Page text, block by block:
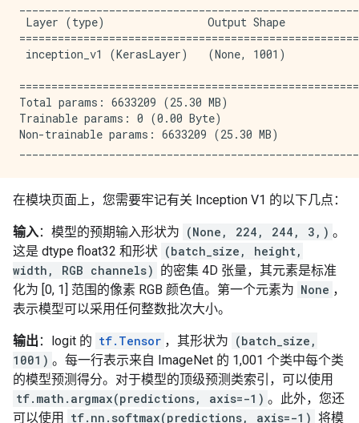
Layer (type)                Output Shape
inception_v1 (KerasLayer)   (None, 1001)
Total params: 6633209 (25.30 MB)
Trainable params: 0 (0.00 Byte)
Non-trainable params: 6633209 (25.30 MB)
在模块页面上，您需要牢记有关 Inception V1 的以下几点：
输入：模型的预期输入形状为 (None, 224, 244, 3,) 。
这是 dtype float32 和形状 (batch_size, height,
width, RGB channels) 的密集 4D 张量，其元素是标准
化为 [0, 1] 范围的像素 RGB 颜色值。第一个元素为 None ，
表示模型可以采用任何整数批次大小。
输出 ：logit 的 tf.Tensor ，其形状为 (batch_size,
1001) 。每一行表示来自 ImageNet 的 1,001 个类中每个类
的模型预测得分。对于模型的顶级预测类索引，可以使用
tf.math.argmax(predictions, axis=-1) 。此外，您还
可以使用
tf.nn.softmax(predictions, axis=-1) 将模